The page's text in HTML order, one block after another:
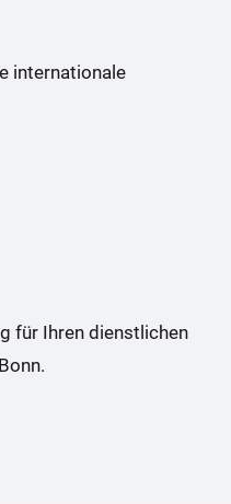
internationale
für Ihren dienstlichen